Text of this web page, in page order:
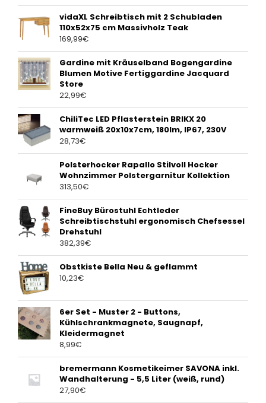
vidaXL Schreibtisch mit 2 Schubladen
110x52x75 cm Massivholz Teak
169,99€
Gardine mit Kräuselband Bogengardine
Blumen Motive Fertiggardine Jacquard
Store
22,99€
ChiliTec LED Pflasterstein BRIKX 20
warmweiß 20x10x7cm, 180lm, IP67, 230V
28,73€
Polsterhocker Rapallo Stilvoll Hocker
Wohnzimmer Polstergarnitur Kollektion
313,50€
FineBuy Bürostuhl Echtleder
Schreibtischstuhl ergonomisch Chefsessel
Drehstuhl
382,39€
Obstkiste Bella Neu & geflammt
10,23€
6er Set - Muster 2 - Buttons,
Kühlschrankmagnete, Saugnapf,
Kleidermagnet
8,99€
bremermann Kosmetikeimer SAVONA inkl.
Wandhalterung - 5,5 Liter (weiß, rund)
27,90€